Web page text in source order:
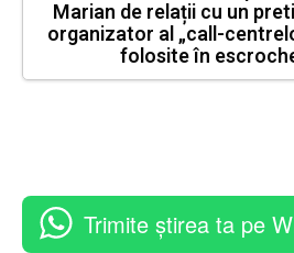
Marian de relații cu un
organizator al „call-
folosite în
Trimite știrea ta pe